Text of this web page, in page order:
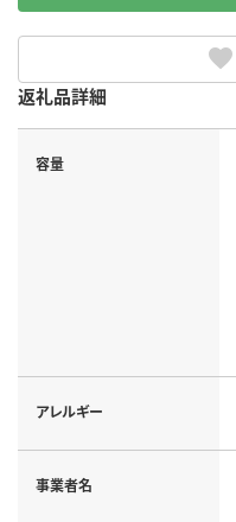
返礼品詳細
容量
アレルギー
事業者名